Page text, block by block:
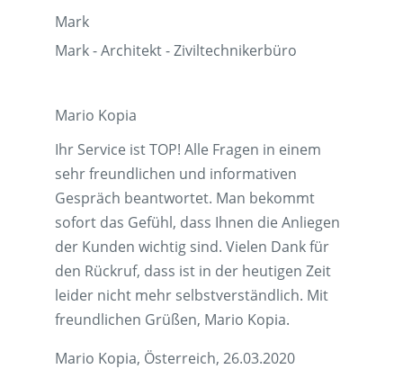
Mark
Mark - Architekt - Ziviltechnikerbüro
Mario Kopia
Ihr Service ist TOP! Alle Fragen in einem
sehr freundlichen und informativen
Gespräch beantwortet. Man bekommt
sofort das Gefühl, dass Ihnen die Anliegen
der Kunden wichtig sind. Vielen Dank für
den Rückruf, dass ist in der heutigen Zeit
leider nicht mehr selbstverständlich. Mit
freundlichen Grüßen, Mario Kopia.
Mario Kopia, Österreich, 26.03.2020